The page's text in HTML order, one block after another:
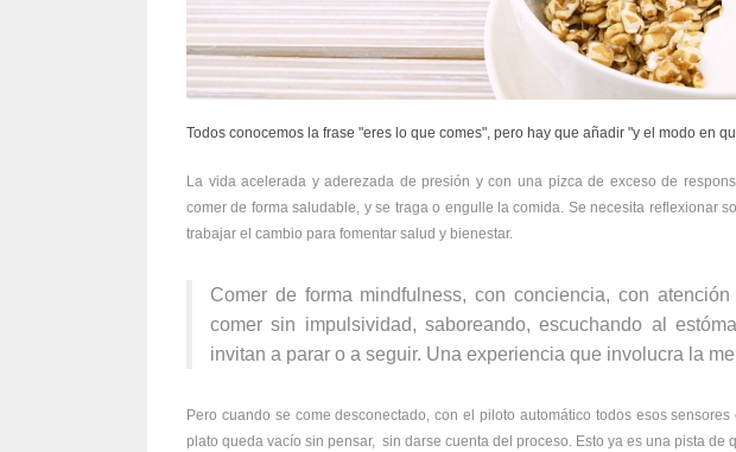
Todos conocemos la frase "eres lo que comes", pero hay que añadir "y el modo en
La vida acelerada y aderezada de presión y con una pizca de exceso de
comer de forma saludable, y se traga o engulle la comida. Se necesita reflexionar
trabajar el cambio para fomentar salud y bienestar.
Comer de forma mindfulness, con conciencia, con
comer sin impulsividad, saboreando, escuchando al
invitan a parar o a seguir. Una experiencia que involucra la
Pero cuando se come desconectado, con el piloto automático todos esos
plato queda vacío sin pensar, sin darse cuenta del proceso. Esto ya es una pista de